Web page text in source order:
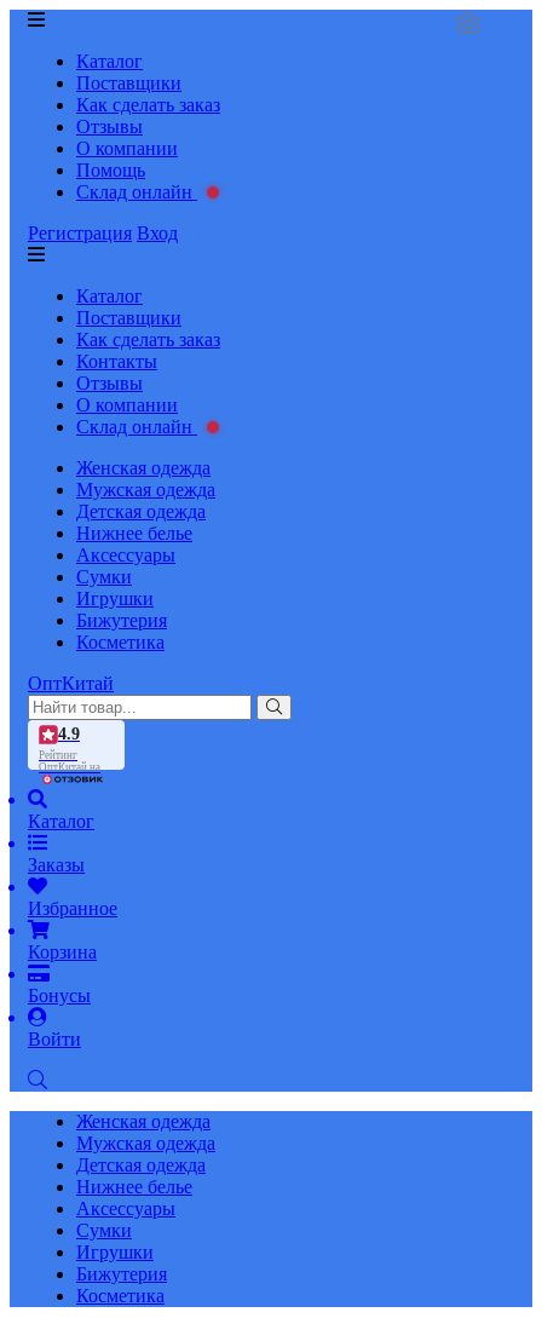
Каталог
Поставщики
Как сделать заказ
Отзывы
О компании
Помощь
Склад онлайн
Регистрация Вход
Каталог
Поставщики
Как сделать заказ
Контакты
Отзывы
О компании
Склад онлайн
Женская одежда
Мужская одежда
Детская одежда
Нижнее белье
Аксессуары
Сумки
Игрушки
Бижутерия
Косметика
ОптКитай
4.9
Рейтинг
ОптКитай на
Каталог
Заказы
Избранное
Корзина
Бонусы
Войти
Женская одежда
Мужская одежда
Детская одежда
Нижнее белье
Аксессуары
Сумки
Игрушки
Бижутерия
Косметика